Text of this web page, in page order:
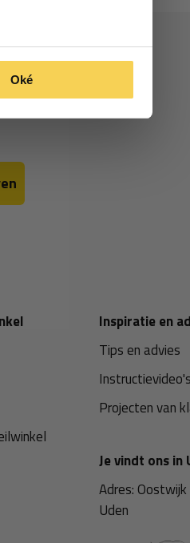
Oké
Inspiratie en
Tips en advies
Instructievideo's
Projecten van
Je vindt ons in
Adres:
Uden